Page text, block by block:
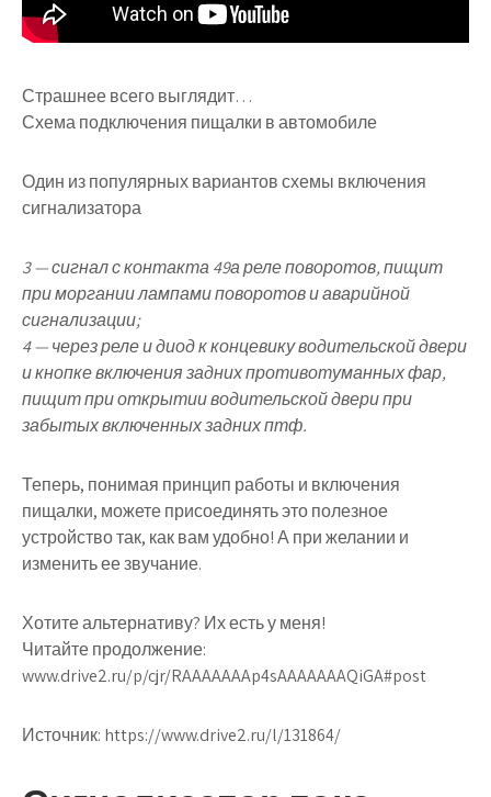
Страшнее всего выглядит…
Схема подключения пищалки в автомобиле
Один из популярных вариантов схемы включения
сигнализатора
3— сигнал с контакта 49а реле поворотов, пищит
при моргании лампами поворотов и аварийной
сигнализации;
4— через реле и диод к концевику водительской двери
и кнопке включения задних противотуманных фар,
пищит при открытии водительской двери при
забытых включенных задних птф.
Теперь, понимая принцип работы и включения
пищалки, можете присоединять это полезное
устройство так, как вам удобно! А при желании и
изменить ее звучание.
Хотите альтернативу? Их есть у меня!
Читайте продолжение:
www.drive2.ru/p/cjr/RAAAAAAAp4sAAAAAAAQiGA#post
Источник: https://www.drive2.ru/l/131864/